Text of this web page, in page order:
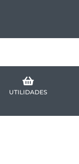
UTILIDADES